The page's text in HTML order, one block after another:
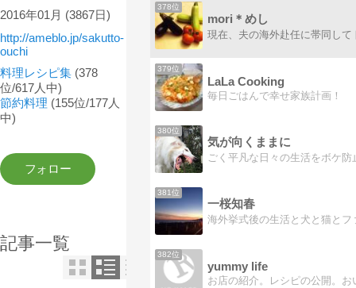
2016年01月 (3867日)
http://ameblo.jp/sakutto-
ouchi
料理レシピ集 (378
位/617人中)
節約料理 (155位/177人
中)
記事一覧
378位
mori＊めし
379位
LaLa Cooking
毎日ごはんで幸せ家族計画！
380位
気が向くままに
381位
一桜知春
382位
yummy life
お店の紹介。レシピの公開。お